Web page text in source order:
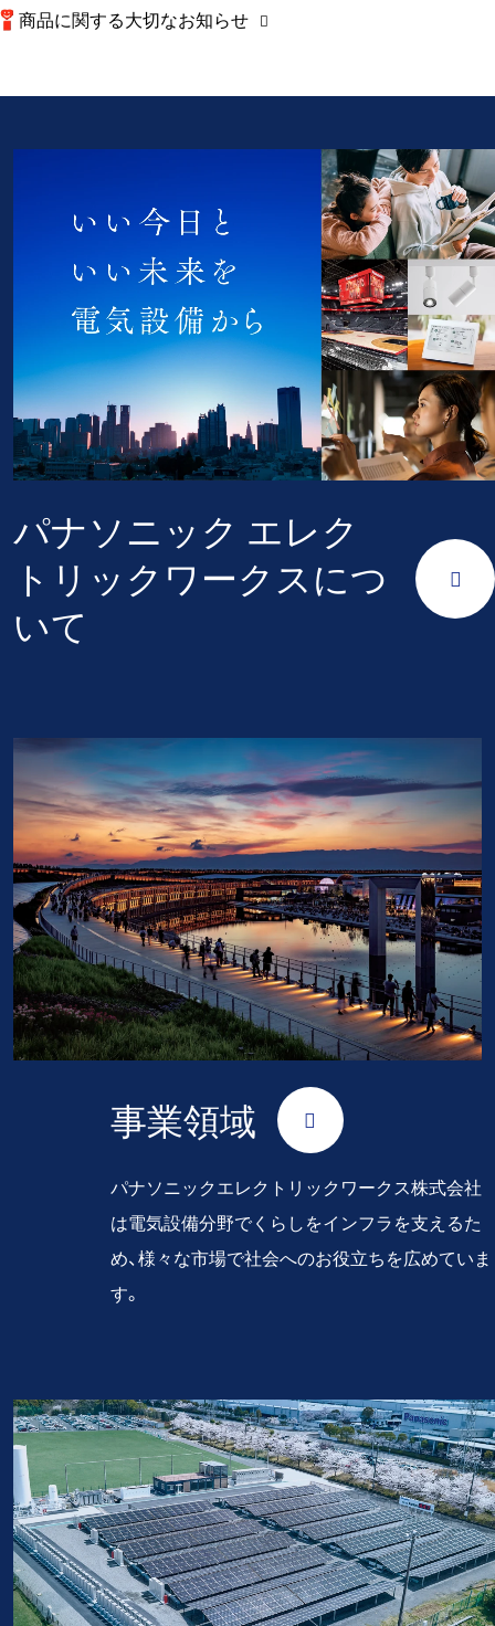
商品に関する大切なお知らせ
パナソニック エレク
トリックワークスにつ
いて
事業領域
パナソニックエレクトリックワークス株式会社
は電気設備分野でくらしをインフラを支えるた
め、様々な市場で社会へのお役立ちを広めていま
す。